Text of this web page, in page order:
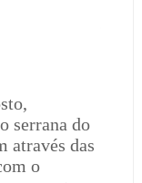
serrana do
através das
o